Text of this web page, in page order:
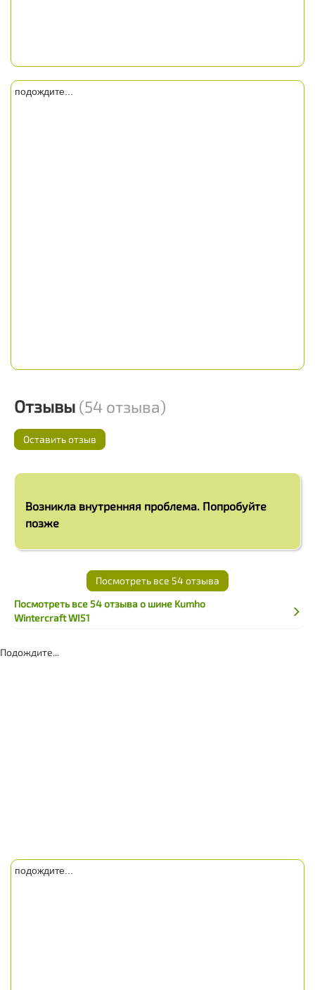
подождите...
Отзывы (54 отзыва)
Оставить отзыв
Возникла внутренняя проблема. Попробуйте
позже
Посмотреть все 54 отзыва
Посмотреть все 54 отзыва о шине Kumho
Wintercraft WI51
Подождите...
подождите...